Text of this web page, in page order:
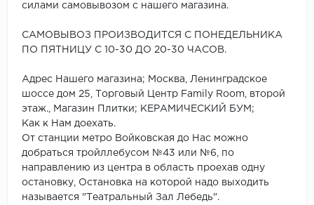
силами самовывозом с нашего магазина.
САМОВЫВОЗ ПРОИЗВОДИТСЯ С ПОНЕДЕЛЬНИКА
ПО ПЯТНИЦУ С 10-30 ДО 20-30 ЧАСОВ.
Адрес Нашего магазина; Москва, Ленинградское
шоссе дом 25, Торговый Центр Family Room, второй
этаж., Магазин Плитки; КЕРАМИЧЕСКИЙ БУМ;
Как к Нам доехать.
От станции метро Войковская до Нас можно
добраться тройллебусом №43 или №6, по
направлению из центра в область проехав одну
остановку, Остановка на которой надо выходить
называется "Театральный Зал Лебедь".